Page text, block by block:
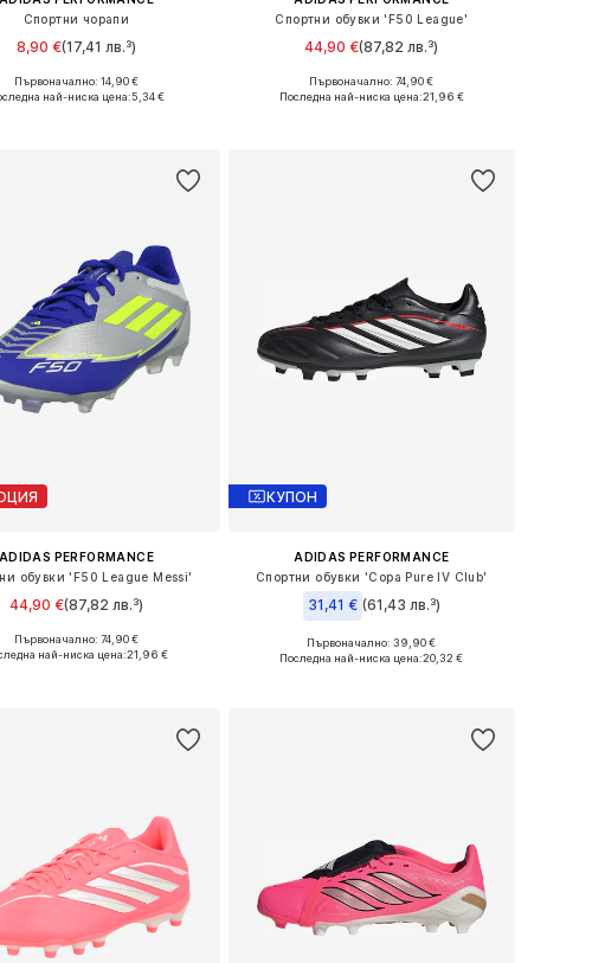
Спортни чорапи
8,90 €(17,41 лв.³)
размери: 22-24, 25-27
Първоначално: 14,90 €
най-ниска цена:5,34 €
Спортни обувки 'F50 League'
44,90 €(87,82 лв.³)
Налични размери: 22
Първоначално: 74,90 €
Последна най-ниска цена:21,96 €
ADIDAS PERFORMANCE
обувки 'F50 League Messi'
44,90 €(87,82 лв.³)
Налични размери: 22
Първоначално: 74,90 €
най-ниска цена:21,96 €
КУПОН
ADIDAS PERFORMANCE
Спортни обувки 'Copa Pure IV Club'
31,41 € (61,43 лв.³)
Предлага се в много размери
Първоначално: 39,90 €
Последна най-ниска цена:20,32 €